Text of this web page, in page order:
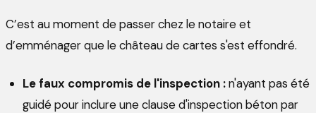
C’est au moment de passer chez le notaire et
d’emménager que le château de cartes s'est effondré.
Le faux compromis de l'inspection :n'ayant pas été
guidé pour inclure une clause d'inspection béton par